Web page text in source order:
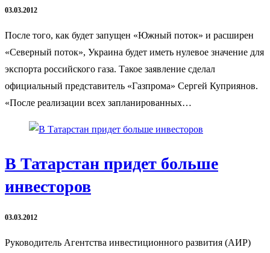
03.03.2012
После того, как будет запущен «Южный поток» и расширен
«Северный поток», Украина будет иметь нулевое значение для
экспорта российского газа. Такое заявление сделал
официальный представитель «Газпрома» Сергей Куприянов.
«После реализации всех запланированных…
В Татарстан придет больше
инвесторов
03.03.2012
Руководитель Агентства инвестиционного развития (АИР)